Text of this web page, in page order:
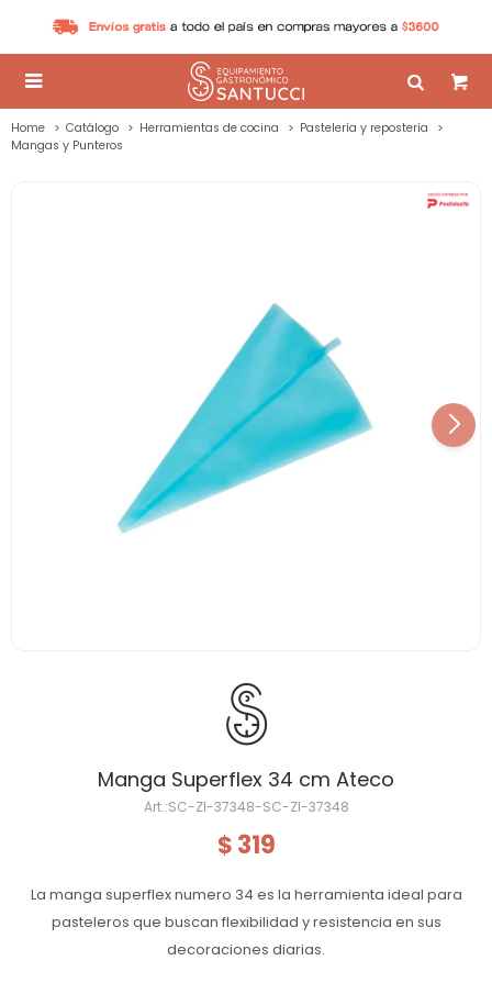

Home Catálogo Herramientas de cocina
Pastelería y repostería
Mangas y Punteros
Manga Superflex 34 cm Ateco
SC-ZI-37348-SC-ZI-37348
$ 319
La manga superflex numero 34 es la herramienta ideal para
pasteleros que buscan flexibilidad y resistencia en sus
decoraciones diarias.